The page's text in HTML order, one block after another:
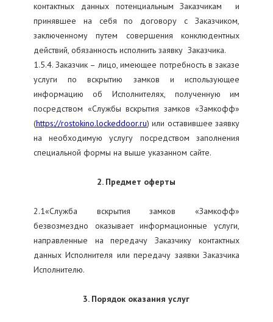
контактных данных потенциальным Заказчикам и
принявшее на себя по договору с Заказчиком,
заключенному путем совершения конклюдентных
действий, обязанность исполнить заявку Заказчика.
1.5.4. Заказчик – лицо, имеющее потребность в заказе
услуги по вскрытию замков и использующее
информацию об Исполнителях, полученную им
посредством «Службы вскрытия замков «Замкофф»
(https://rostokino.lockeddoor.ru) или оставившее заявку
на необходимую услугу посредством заполнения
специальной формы на выше указанном сайте.
2. Предмет оферты
2.1«Служба вскрытия замков «Замкофф»
безвозмездно оказывает информационные услуги,
направленные на передачу Заказчику контактных
данных Исполнителя или передачу заявки Заказчика
Исполнителю.
3. Порядок оказания услуг